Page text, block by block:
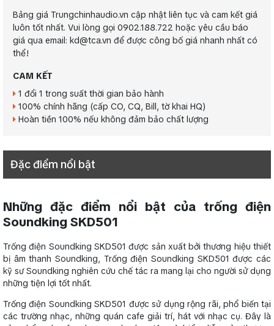
Bảng giá Trungchinhaudio.vn cập nhật liên tục và cam kết giá
luôn tốt nhất. Vui lòng gọi 0902.188.722 hoặc yêu cầu báo
giá qua email: kd@tca.vn để được công bố giá nhanh nhất có
thể!
CAM KẾT
1 đổi 1 trong suất thời gian bảo hành
100% chính hãng (cấp CO, CQ, Bill, tờ khai HQ)
Hoàn tiền 100% nếu không đảm bảo chất lượng
Đặc điểm nổi bật
Những đặc điểm nổi bật của trống điện
Soundking SKD501
Trống điện Soundking SKD501 được sản xuất bởi thương hiệu thiết
bị âm thanh Soundking, Trống điện Soundking SKD501 được các
kỹ sư Soundking nghiên cứu chế tác ra mang lại cho người sử dụng
những tiện lợi tốt nhất.
Trống điện Soundking SKD501 được sử dụng rộng rãi, phổ biến tại
các trường nhạc, những quán cafe giải trí, hát với nhạc cụ. Đây là